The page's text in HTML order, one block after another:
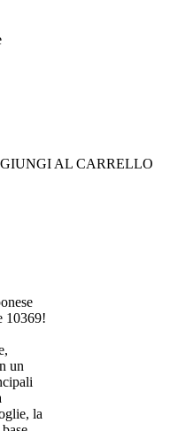
AL CARRELLO
10369!
un
la